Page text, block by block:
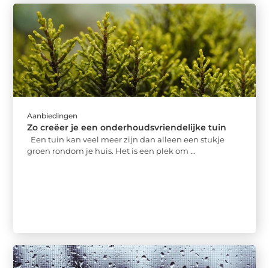
Aanbiedingen
Zo creëer je een onderhoudsvriendelijke tuin
Een tuin kan veel meer zijn dan alleen een stukje
groen rondom je huis. Het is een plek om ...